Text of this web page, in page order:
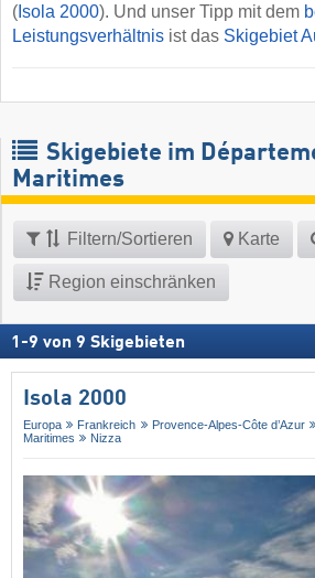
( Isola 2000). Und unser Tipp mit dem
Leistungsverhältnis ist das Skigebiet
Skigebiete im
Maritimes
Filtern/Sortieren Karte
Region einschränken
1 -9 von 9 Skigebieten
Isola 2000
Europa Frankreich Provence-Alpes-Côte d’Azur
Maritimes
Nizza